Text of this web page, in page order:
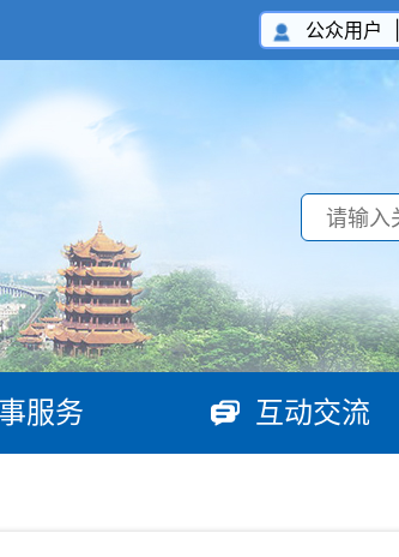
公众用户
服务 互动交流